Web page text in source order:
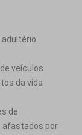
adultério
veículos
da vida
de
afastados por